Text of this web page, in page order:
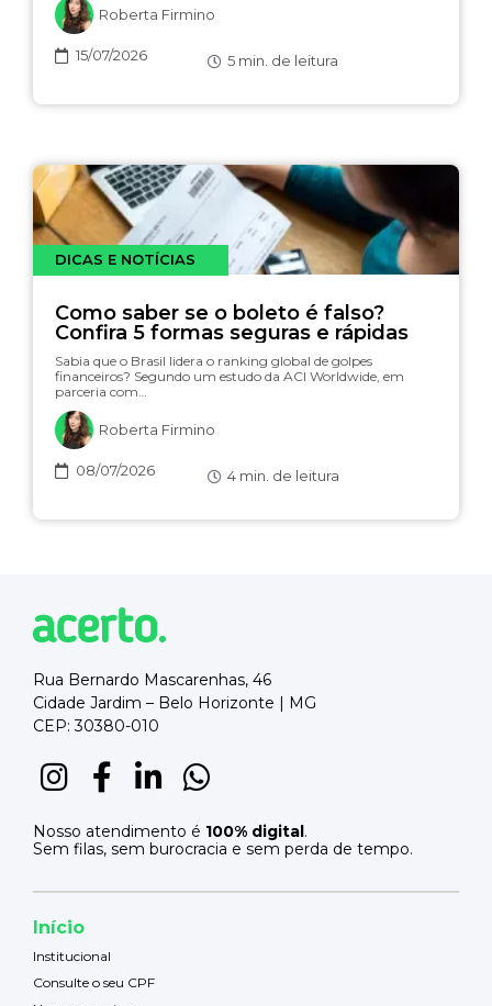
Roberta Firmino
15/07/2026 5 min. de leitura
DICAS E NOTÍCIAS
Como saber se o boleto é falso?
Confira 5 formas seguras e rápidas
Sabia que o Brasil lidera o ranking global de golpes
financeiros? Segundo um estudo da ACI Worldwide, em
parceria com…
Roberta Firmino
08/07/2026 4 min. de leitura
Rua Bernardo Mascarenhas, 46
Cidade Jardim – Belo Horizonte | MG
CEP: 30380-010
Nosso atendimento é 100% digital.
Sem filas, sem burocracia e sem perda de tempo.
Início
Institucional
Consulte o seu CPF